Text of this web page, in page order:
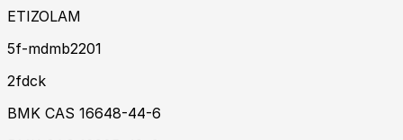
ETIZOLAM
5f-mdmb2201
2fdck
BMK CAS 16648-44-6